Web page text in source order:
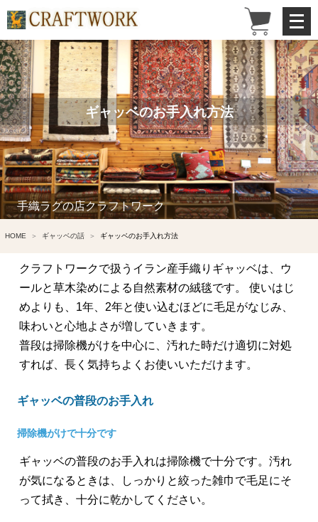
メ
ニ
ュ
ー
を
開
く
ギャッベのお手入れ方法
手織ラグの店クラフトワーク
HOME ギャッベの話 ギャッベのお手入れ方法
クラフトワークで扱うイラン産手織りギャッベは、ウ
ールと草木染めによる自然素材の絨毯です。 使いはじ
めよりも、1年、2年と使い込むほどに毛足がなじみ、
味わいと心地よさが増していきます。
普段は掃除機がけを中心に、汚れた時だけ適切に対処
すれば、長く気持ちよくお使いいただけます。
ギャッベの普段のお手入れ
掃除機がけで十分です
ギャッベの普段のお手入れは掃除機で十分です。汚れ
が気になるときは、しっかりと絞った雑巾で毛足にそ
って拭き、十分に乾かしてください。